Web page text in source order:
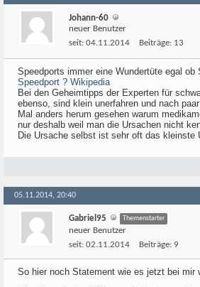
Johann-60
neuer Benutzer
seit: 04.11.2014 Beiträge: 13
Speedports immer eine Wundertüte egal ob
Speedport ? Wikipedia
Bei den Geheimtipps der Experten für
ebenso, sind klein unerfahren und nach
Mal anders herum gesehen warum
nur deshalb weil man die Ursachen nicht
Die Ursache selbst ist sehr oft das kleinste
05.11.2014, 20:40
Gabriel95 Themenstarter
neuer Benutzer
seit: 02.11.2014 Beiträge: 9
So hier noch Statement wie es jetzt bei mir